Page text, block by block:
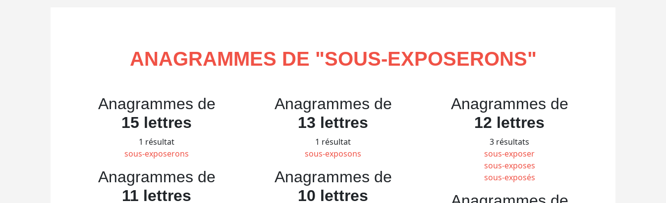
ANAGRAMMES DE "SOUS-EXPOSERONS"
Anagrammes de
15 lettres
1 résultat
sous-exposerons
Anagrammes de
13 lettres
1 résultat
sous-exposons
Anagrammes de
12 lettres
3 résultats
sous-exposer
sous-exposes
sous-exposés
Anagrammes de
11 lettres
Anagrammes de
10 lettres